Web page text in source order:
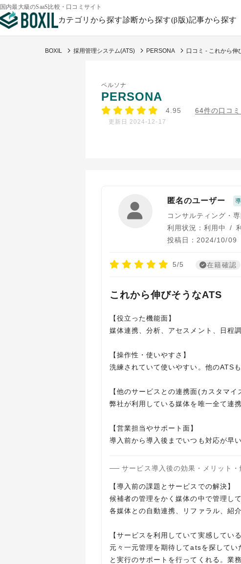
国内最大級のSaaS比較・口コミサイト
カテゴリから探す診断から探す(β版)記事から探す
BOXIL 採用管理システム(ATS) PERSONA 口コミ - これから伸
ペルソナ
PERSONA
4.95 64件の口コミ
更新日 2024-12-17
匿名のユーザー
コンサルティング・
利用状況：利用中
/
投稿日：2024/10/09
5/5 在籍確認
これから伸びそうなATS
【役立った機能面】
媒体連携、分析、アセスメント、日程
【操作性・使いやすさ】
洗練されていて使いやすい。他のATS
【他のサービスとの連携面(カスタマイ
弊社が利用している媒体を唯一全て連
【営業担当やサポート面】
導入前から導入後までいつも対応が早い
サービス導入後の効果・メリット
【導入前の課題とサービスでの解決】
候補者の管理をかく媒体の中で管理し
各媒体との自動連携、リファラル、紹
【サービスを利用していて実感してい
元々一元管理を期待してatsを探して
と実行のサポートを行ってくれる。業